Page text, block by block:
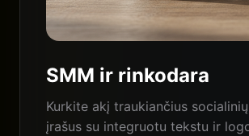
SMM ir rinkodara
Kurkite akį traukiančius
įrašus su integruotu tekstu ir